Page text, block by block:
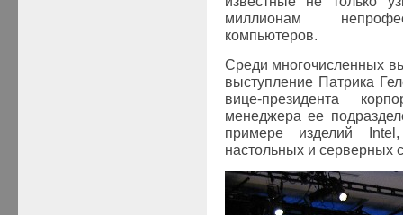
миллионам
компьютеров.
Среди многочисленных
выступление Патрика
вице-президента
менеджера ее
примере изделий
Intel
настольных и серверных